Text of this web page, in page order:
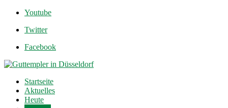
Youtube
Twitter
Facebook
Startseite
Aktuelles
Heute